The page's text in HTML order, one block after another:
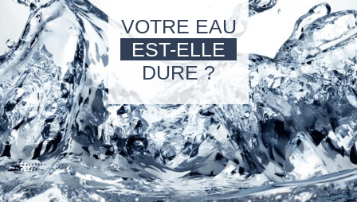
VOTRE EAU
EST-ELLE
DURE ?